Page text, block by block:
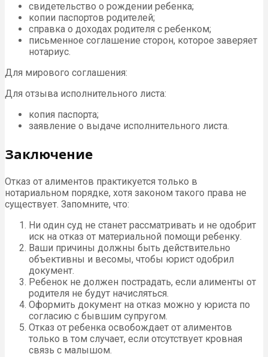
свидетельство о рождении ребенка;
копии паспортов родителей;
справка о доходах родителя с ребенком;
письменное соглашение сторон, которое заверяет
нотариус.
Для мирового соглашения:
Для отзыва исполнительного листа:
копия паспорта;
заявление о выдаче исполнительного листа.
Заключение
Отказ от алиментов практикуется только в
нотариальном порядке, хотя законом такого права не
существует. Запомните, что:
Ни один суд не станет рассматривать и не одобрит
иск на отказ от материальной помощи ребенку.
Ваши причины должны быть действительно
объективны и весомы, чтобы юрист одобрил
документ.
Ребенок не должен пострадать, если алименты от
родителя не будут начисляться.
Оформить документ на отказ можно у юриста по
согласию с бывшим супругом.
Отказ от ребенка освобождает от алиментов
только в том случает, если отсутствует кровная
связь с малышом.